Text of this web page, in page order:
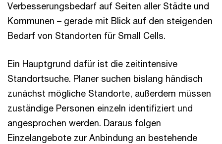
Verbesserungsbedarf auf Seiten aller Städte und
Kommunen – gerade mit Blick auf den steigenden
Bedarf von Standorten für Small Cells.
Ein Hauptgrund dafür ist die zeitintensive
Standortsuche. Planer suchen bislang händisch
zunächst mögliche Standorte, außerdem müssen
zuständige Personen einzeln identifiziert und
angesprochen werden. Daraus folgen
Einzelangebote zur Anbindung an bestehende